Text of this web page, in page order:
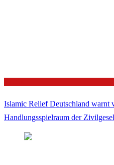
Islamic Relief Deutschland warnt
Handlungsspielraum der